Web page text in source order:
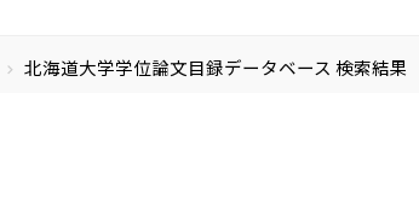
chevron_right 北海道大学学位論文目録データベース 検索結果